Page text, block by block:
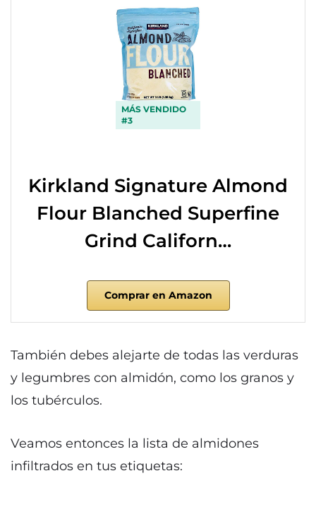
MÁS VENDIDO
#3
Kirkland Signature Almond
Flour Blanched Superfine
Grind Californ…
Comprar en Amazon
También debes alejarte de todas las verduras
y legumbres con almidón, como los granos y
los tubérculos.
Veamos entonces la lista de almidones
infiltrados en tus etiquetas: